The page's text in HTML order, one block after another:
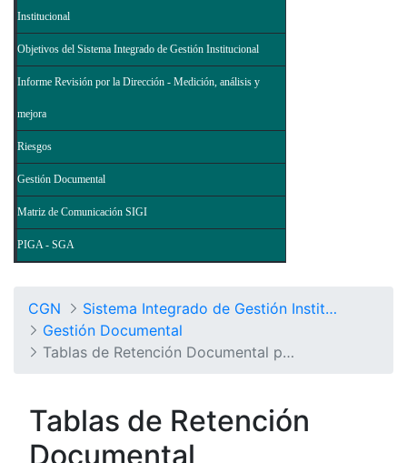
Institucional
Objetivos del Sistema Integrado de Gestión Institucional
Informe Revisión por la Dirección - Medición, análisis y
mejora
Riesgos
Gestión Documental
Matriz de Comunicación SIGI
PIGA - SGA
CGN
Sistema Integrado de Gestión Institucional
Gestión Documental
Tablas de Retención Documental por Procesos
Tablas de Retención
Documental